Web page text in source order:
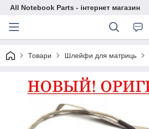
All Notebook Parts - інтернет магазин
Товари Шлейфи для матриць